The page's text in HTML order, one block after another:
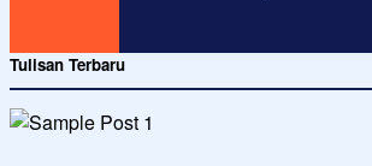
Tulisan Terbaru